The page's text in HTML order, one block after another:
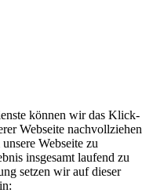
können wir das Klick-
Webseite nachvollziehen
Webseite zu
insgesamt laufend zu
setzen wir auf dieser